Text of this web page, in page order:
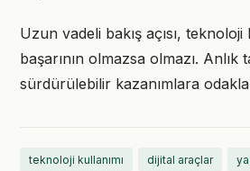
Uzun vadeli bakış açısı, teknoloji
başarının olmazsa olmazı. Anlık
sürdürülebilir kazanımlara
teknoloji kullanımı dijital araçlar